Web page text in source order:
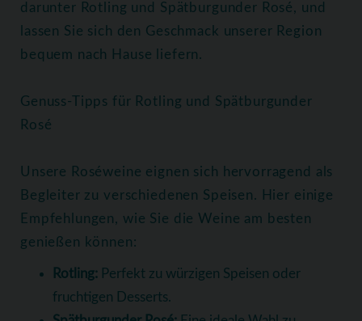
darunter Rotling und Spätburgunder Rosé, und
lassen Sie sich den Geschmack unserer Region
bequem nach Hause liefern.
Genuss-Tipps für Rotling und Spätburgunder
Rosé
Unsere Roséweine eignen sich hervorragend als
Begleiter zu verschiedenen Speisen. Hier einige
Empfehlungen, wie Sie die Weine am besten
genießen können:
Rotling: Perfekt zu würzigen Speisen oder
fruchtigen Desserts.